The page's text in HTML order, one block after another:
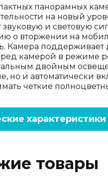
панорамных
на новый
звуковую и световую
о вторжении на
Камера поддерживает
камерой в режиме
двойным
но и автоматически
четкие
характеристики
товары